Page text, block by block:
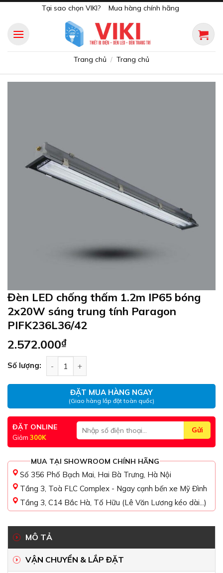
content
Tại sao chọn VIKI? Mua hàng chính hãng
Trang chủ / Trang chủ
Đèn LED chống thấm 1.2m IP65 bóng
2x20W sáng trung tính Paragon
PIFK236L36/42
2.572.000₫
Số lượng:
ĐẶT MUA HÀNG NGAY
(Giao hàng lắp đặt toàn quốc)
ĐẶT ONLINE
Giảm 300K
MUA TẠI SHOWROOM CHÍNH HÃNG
Số 356 Phố Bạch Mai, Hai Bà Trưng, Hà Nội
Tầng 3, Toà FLC Complex - Ngay cạnh bến xe Mỹ Đình
Tầng 3, C14 Bắc Hà, Tố Hữu (Lê Văn Lương kéo dài...)
MÔ TẢ
VẬN CHUYỂN & LẮP ĐẶT